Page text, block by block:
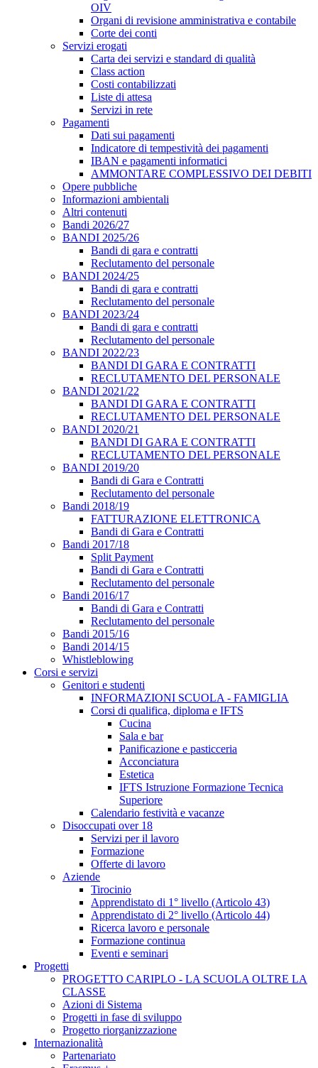
OIV
Organi di revisione amministrativa e contabile
Corte dei conti
Servizi erogati
Carta dei servizi e standard di qualità
Class action
Costi contabilizzati
Liste di attesa
Servizi in rete
Pagamenti
Dati sui pagamenti
Indicatore di tempestività dei pagamenti
IBAN e pagamenti informatici
AMMONTARE COMPLESSIVO DEI DEBITI
Opere pubbliche
Informazioni ambientali
Altri contenuti
Bandi 2026/27
BANDI 2025/26
Bandi di gara e contratti
Reclutamento del personale
BANDI 2024/25
Bandi di gara e contratti
Reclutamento del personale
BANDI 2023/24
Bandi di gara e contratti
Reclutamento del personale
BANDI 2022/23
BANDI DI GARA E CONTRATTI
RECLUTAMENTO DEL PERSONALE
BANDI 2021/22
BANDI DI GARA E CONTRATTI
RECLUTAMENTO DEL PERSONALE
BANDI 2020/21
BANDI DI GARA E CONTRATTI
RECLUTAMENTO DEL PERSONALE
BANDI 2019/20
Bandi di Gara e Contratti
Reclutamento del personale
Bandi 2018/19
FATTURAZIONE ELETTRONICA
Bandi di Gara e Contratti
Bandi 2017/18
Split Payment
Bandi di Gara e Contratti
Reclutamento del personale
Bandi 2016/17
Bandi di Gara e Contratti
Reclutamento del personale
Bandi 2015/16
Bandi 2014/15
Whistleblowing
Corsi e servizi
Genitori e studenti
INFORMAZIONI SCUOLA - FAMIGLIA
Corsi di qualifica, diploma e IFTS
Cucina
Sala e bar
Panificazione e pasticceria
Acconciatura
Estetica
IFTS Istruzione Formazione Tecnica
Superiore
Calendario festività e vacanze
Disoccupati over 18
Servizi per il lavoro
Formazione
Offerte di lavoro
Aziende
Tirocinio
Apprendistato di 1° livello (Articolo 43)
Apprendistato di 2° livello (Articolo 44)
Ricerca lavoro e personale
Formazione continua
Eventi e seminari
Progetti
PROGETTO CARIPLO - LA SCUOLA OLTRE LA
CLASSE
Azioni di Sistema
Progetti in fase di sviluppo
Progetto riorganizzazione
Internazionalità
Partenariato